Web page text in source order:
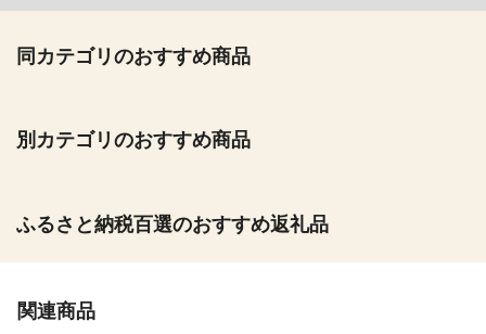
同カテゴリのおすすめ商品
別カテゴリのおすすめ商品
ふるさと納税百選のおすすめ返礼品
関連商品